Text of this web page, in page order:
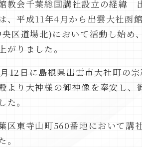
教会千葉総国講社設立の経緯
、平成11年4月から出雲大社函
区道場北)において活動し始め
がりました。
12日に島根県出雲市大社町の
より大神様の御神像を奉安し、
た。
区東寺山町560番地において講